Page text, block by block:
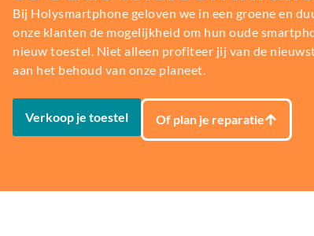
Bij Holysmartphone geloven we in een groene en
onze klanten de mogelijkheid om hun oude
nieuw toestel. Niet alleen profiteer jij van de
aan het behoud van onze planeet.
Verkoop je toestel Of plan je reparatie